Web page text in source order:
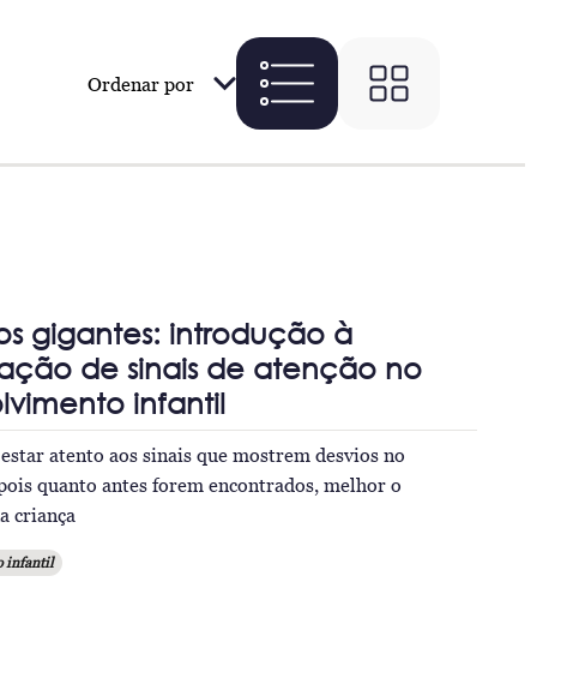
Ordenar por
gigantes: introdução à
de sinais de atenção no
infantil
atento aos sinais que mostrem desvios no
quanto antes forem encontrados, melhor o
criança
infantil